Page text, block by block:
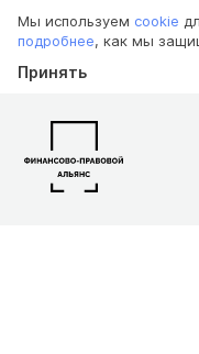
Мы используем cookie
подробнее, как мы
Принять